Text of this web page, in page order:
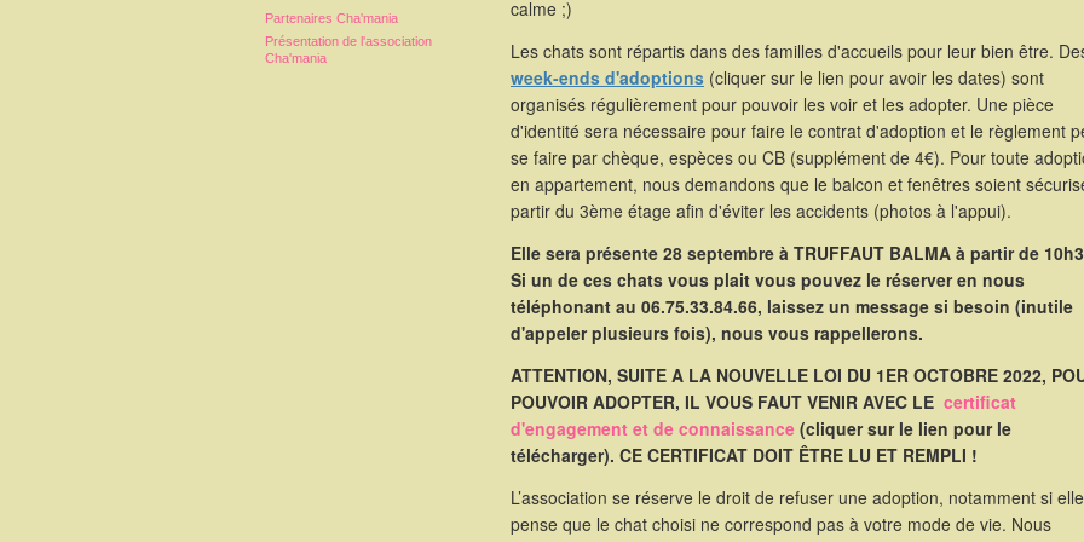
Partenaires Cha'mania
Présentation de l'association
Cha'mania
calme ;)
Les chats sont répartis dans des familles d'accueils pour leur bien être.
week-ends d'adoptions (cliquer sur le lien pour avoir les dates) sont
organisés régulièrement pour pouvoir les voir et les adopter. Une pièce
d'identité sera nécessaire pour faire le contrat d'adoption et le règlement
se faire par chèque, espèces ou CB (supplément de 4€). Pour toute
en appartement, nous demandons que le balcon et fenêtres soient
partir du 3ème étage afin d'éviter les accidents (photos à l'appui).
Elle sera présente 28 septembre à TRUFFAUT BALMA à partir de
Si un de ces chats vous plait vous pouvez le réserver en nous
téléphonant au 06.75.33.84.66, laissez un message si besoin (inutile
d'appeler plusieurs fois), nous vous rappellerons.
ATTENTION, SUITE A LA NOUVELLE LOI DU 1ER OCTOBRE 2022,
POUVOIR ADOPTER, IL VOUS FAUT VENIR AVEC LE certificat
d'engagement et de connaissance (cliquer sur le lien pour le
télécharger). CE CERTIFICAT DOIT ÊTRE LU ET REMPLI !
L’association se réserve le droit de refuser une adoption, notamment si elle
pense que le chat choisi ne correspond pas à votre mode de vie. Nous